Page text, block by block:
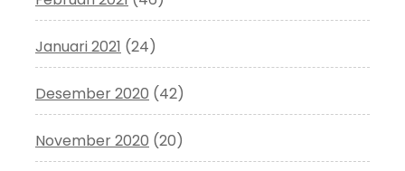
Januari 2021 (24)
Desember 2020 (42)
November 2020 (20)